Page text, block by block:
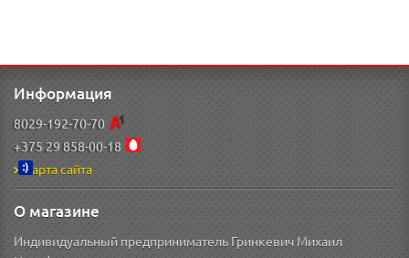
Информация
8029-192-70-70
+375 29 858-00-18
Карта сайта
О магазине
Индивидуальный предприниматель Гринкевич Михаил